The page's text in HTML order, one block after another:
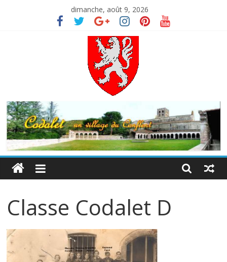
dimanche, août 9, 2026
Codalet
Porte
du
Conflent
Classe Codalet D